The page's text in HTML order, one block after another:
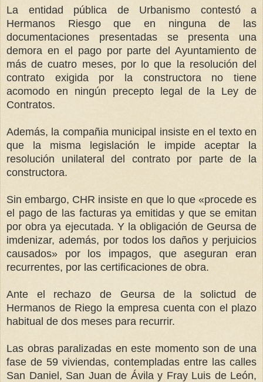
La entidad pública de Urbanismo contestó a
Hermanos Riesgo que en ninguna de las
documentaciones presentadas se presenta una
demora en el pago por parte del Ayuntamiento de
más de cuatro meses, por lo que la resolución del
contrato exigida por la constructora no tiene
acomodo en ningún precepto legal de la Ley de
Contratos.
Además, la compañia municipal insiste en el texto en
que la misma legislación le impide aceptar la
resolución unilateral del contrato por parte de la
constructora.
Sin embargo, CHR insiste en que lo que «procede es
el pago de las facturas ya emitidas y que se emitan
por obra ya ejecutada. Y la obligación de Geursa de
imdenizar, además, por todos los daños y perjuicios
causados» por los impagos, que aseguran eran
recurrentes, por las certificaciones de obra.
Ante el rechazo de Geursa de la solictud de
Hermanos de Riego la empresa cuenta con el plazo
habitual de dos meses para recurrir.
Las obras paralizadas en este momento son de una
fase de 59 viviendas, contempladas entre las calles
San Daniel, San Juan de Ávila y Fray Luis de León,